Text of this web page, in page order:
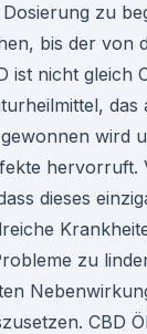
zu
bis der von
ist nicht gleich
das
wird
hervorruft.
dieses
zu
CBD